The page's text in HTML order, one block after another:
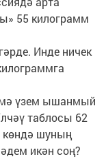
55 килограмм
Инде ничек
үзем ышанмый
таблосы 62
көндә шуның
икән соң?